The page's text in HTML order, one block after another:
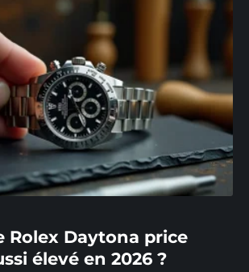
Rolex Daytona price
élevé en 2026 ?